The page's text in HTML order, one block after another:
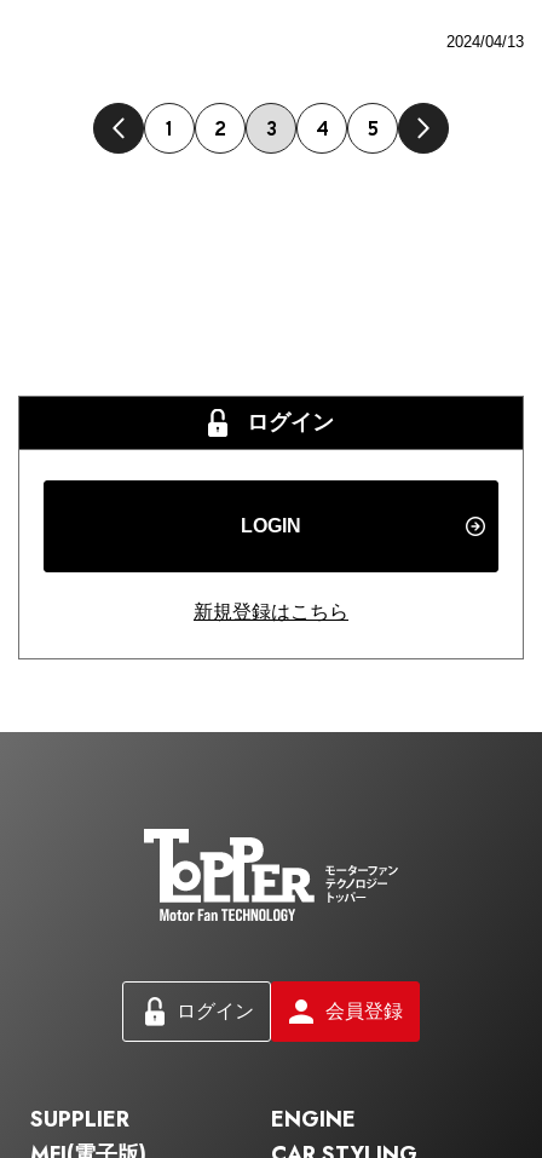
2024/04/13
1 2 3 4 5
ログイン
LOGIN
新規登録はこちら
ログイン 会員登録
SUPPLIER
ENGINE